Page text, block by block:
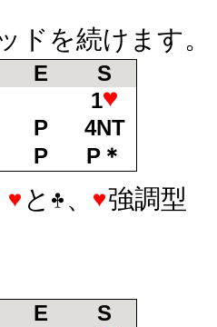
けます。
E
S
1
P
4NT
P P＊
と 、 強調型
E
S